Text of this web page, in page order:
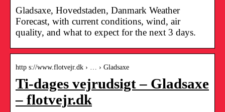
Gladsaxe, Hovedstaden, Danmark Weather
Forecast, with current conditions, wind, air
quality, and what to expect for the next 3 days.
http s://www.flotvejr.dk › … › Gladsaxe
Ti-dages vejrudsigt – Gladsaxe
– flotvejr.dk